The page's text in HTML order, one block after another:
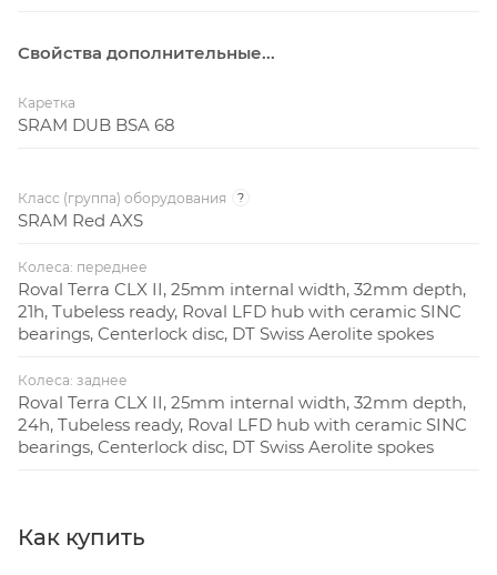
Свойства дополнительные...
Каретка
SRAM DUB BSA 68
Класс (группа) оборудования ?
SRAM Red AXS
Колеса: переднее
Roval Terra CLX II, 25mm internal width, 32mm depth,
21h, Tubeless ready, Roval LFD hub with ceramic SINC
bearings, Centerlock disc, DT Swiss Aerolite spokes
Колеса: заднее
Roval Terra CLX II, 25mm internal width, 32mm depth,
24h, Tubeless ready, Roval LFD hub with ceramic SINC
bearings, Centerlock disc, DT Swiss Aerolite spokes
Как купить